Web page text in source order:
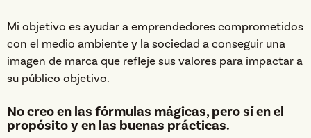
Mi objetivo es ayudar a emprendedores comprometidos
con el medio ambiente y la sociedad a conseguir una
imagen de marca que refleje sus valores para impactar a
su público objetivo.
No creo en las fórmulas mágicas, pero sí en el
propósito y en las buenas prácticas.